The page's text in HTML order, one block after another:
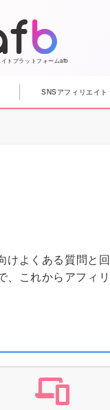
イトプラットフォームafb
SNSアフィリエイト
けよくある質問と回
、これからアフィリ